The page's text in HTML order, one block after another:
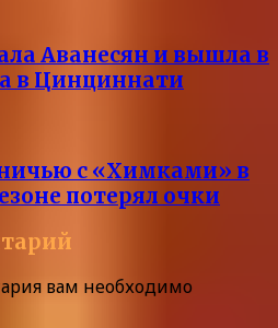
Аванесян и вышла в
в Цинциннати
с «Химками» в
потерял очки
вам необходимо